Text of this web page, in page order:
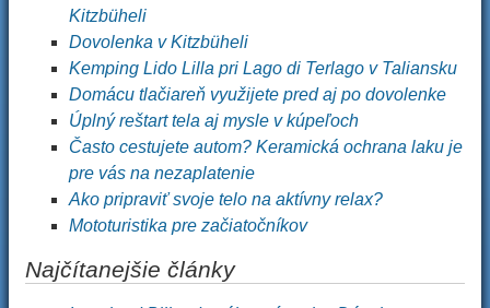
Kitzbüheli
Dovolenka v Kitzbüheli
Kemping Lido Lilla pri Lago di Terlago v Taliansku
Domácu tlačiareň využijete pred aj po dovolenke
Úplný reštart tela aj mysle v kúpeľoch
Často cestujete autom? Keramická ochrana laku je
pre vás na nezaplatenie
Ako pripraviť svoje telo na aktívny relax?
Mototuristika pre začiatočníkov
Najčítanejšie články